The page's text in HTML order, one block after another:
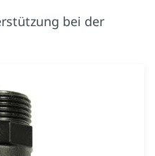
bei der